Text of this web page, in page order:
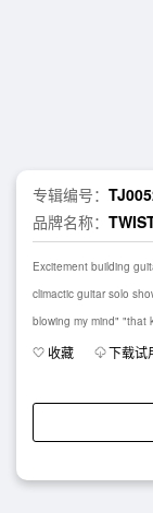
专辑编号：
品牌名称：
Excitement building
climactic guitar solo
blowing my mind" "that
收藏 下载试